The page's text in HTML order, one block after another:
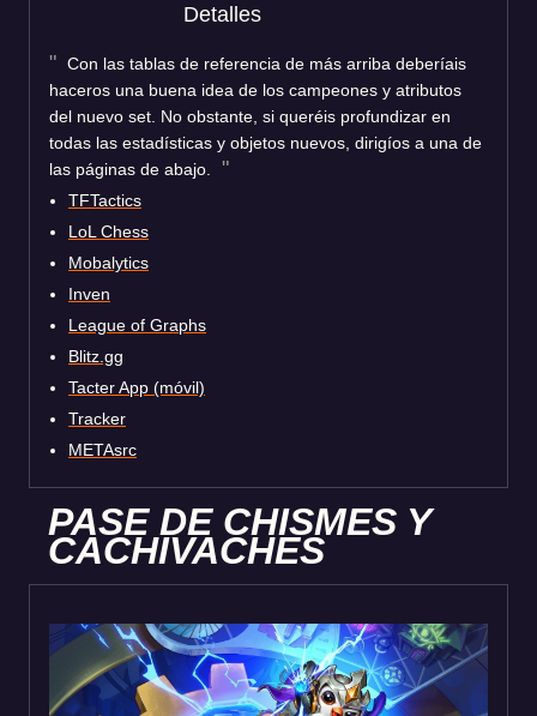
Detalles
Con las tablas de referencia de más arriba deberíais
haceros una buena idea de los campeones y atributos
del nuevo set. No obstante, si queréis profundizar en
todas las estadísticas y objetos nuevos, dirigíos a una de
las páginas de abajo.
TFTactics
LoL Chess
Mobalytics
Inven
League of Graphs
Blitz.gg
Tacter App (móvil)
Tracker
METAsrc
PASE DE CHISMES Y
CACHIVACHES